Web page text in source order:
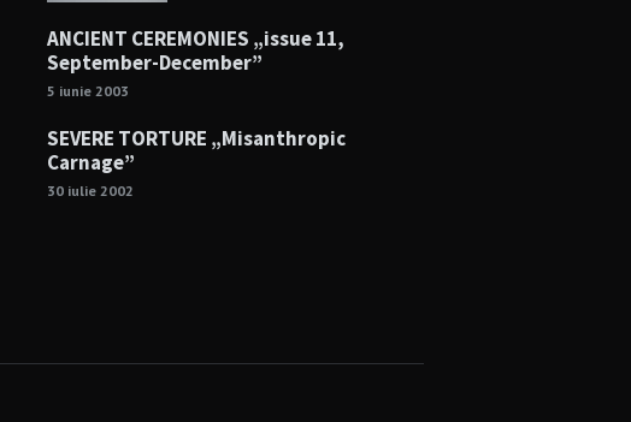
ANCIENT CEREMONIES „issue 11,
September-December”
5 iunie 2003
SEVERE TORTURE „Misanthropic
Carnage”
30 iulie 2002